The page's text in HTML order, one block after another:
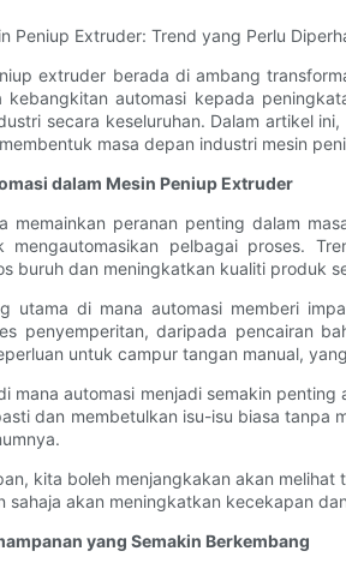
Peniup Extruder: Trend yang Perlu
extruder berada di ambang
kebangkitan automasi kepada
secara keseluruhan. Dalam artikel
masa depan industri mesin
dalam Mesin Peniup Extruder
memainkan peranan penting dalam
mengautomasikan pelbagai proses.
buruh dan meningkatkan kualiti produk
utama di mana automasi memberi
penyemperitan, daripada pencairan
untuk campur tangan manual,
mana automasi menjadi semakin
dan membetulkan isu-isu biasa tanpa
kita boleh menjangkakan akan
sahaja akan meningkatkan kecekapan
yang Semakin Berkembang